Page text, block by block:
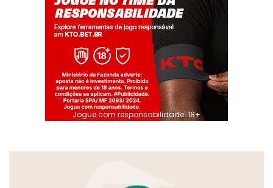
Jogue com responsabilidade. 18+